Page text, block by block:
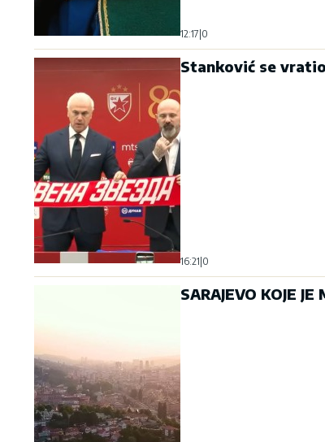
12:17 0
Stanković se
16:21 0
SARAJEVO KOJE